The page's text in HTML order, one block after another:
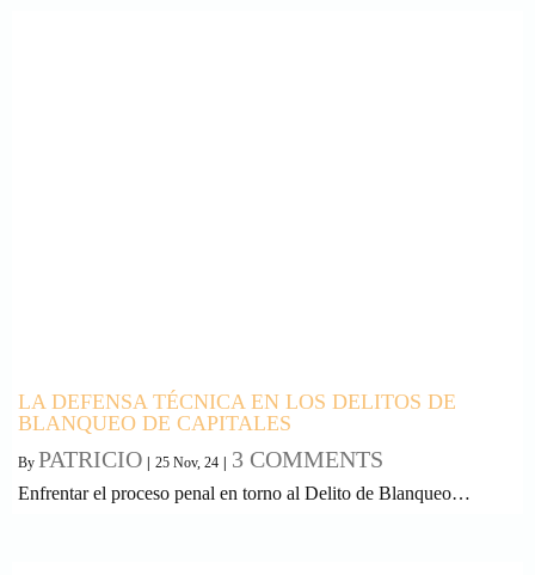
LA DEFENSA TÉCNICA EN LOS DELITOS DE
BLANQUEO DE CAPITALES
By PATRICIO 25 Nov, 24 3 COMMENTS
Enfrentar el proceso penal en torno al Delito de Blanqueo…